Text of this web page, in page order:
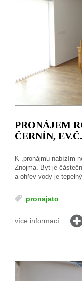
PRONÁJEM
ČERNÍN,
K ,pronájmu nabízím
Znojma. Byt je
a ohřev vody je
pronajato
více informací...